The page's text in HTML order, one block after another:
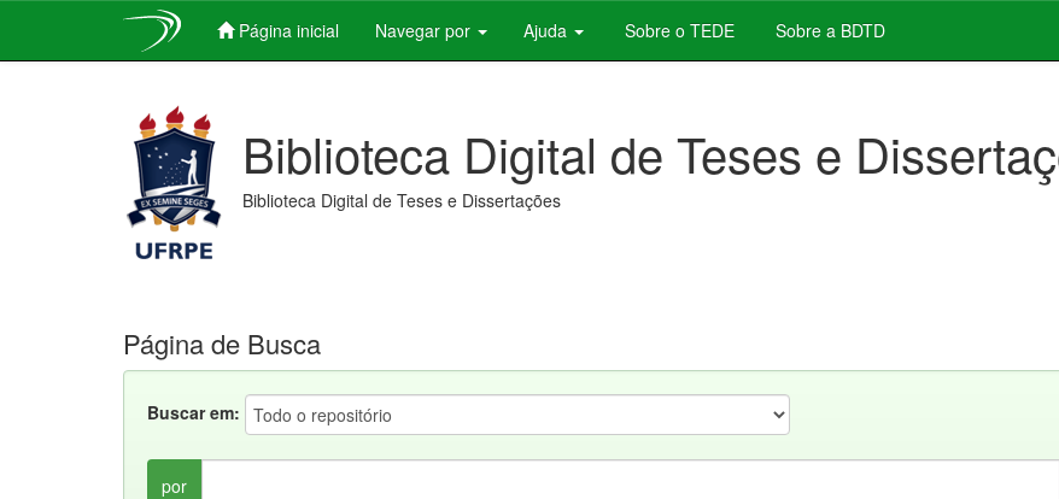
Página inicial Navegar por Ajuda Sobre o TEDE Sobre a BDTD
Biblioteca Digital de Teses e
Biblioteca Digital de Teses e Dissertações
Página de Busca
Buscar em:
por